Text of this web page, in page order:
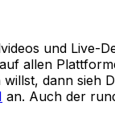
und Live-
allen
dann sieh
an. Auch der